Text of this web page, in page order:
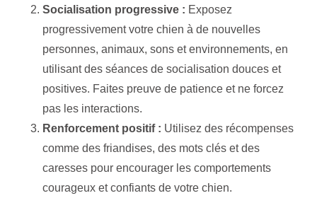
Socialisation progressive : Exposez
progressivement votre chien à de nouvelles
personnes, animaux, sons et environnements, en
utilisant des séances de socialisation douces et
positives. Faites preuve de patience et ne forcez
pas les interactions.
Renforcement positif : Utilisez des récompenses
comme des friandises, des mots clés et des
caresses pour encourager les comportements
courageux et confiants de votre chien.